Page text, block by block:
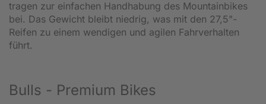
tragen zur einfachen Handhabung des Mountainbikes
bei. Das Gewicht bleibt niedrig, was mit den 27,5"-
Reifen zu einem wendigen und agilen Fahrverhalten
führt.
Bulls - Premium Bikes